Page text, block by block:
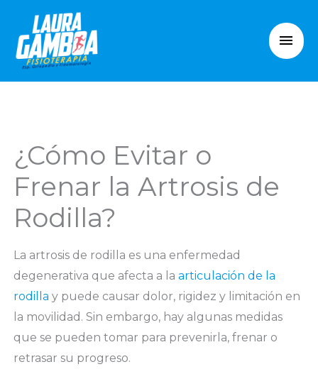
contenido
¿Cómo Evitar o
Frenar la Artrosis de
Rodilla?
La artrosis de rodilla es una enfermedad
degenerativa que afecta a laarticulación de la
rodilla y puede causar dolor, rigidez y limitación en
la movilidad. Sin embargo, hay algunas medidas
que se pueden tomar para prevenirla, frenar o
retrasar su progreso.